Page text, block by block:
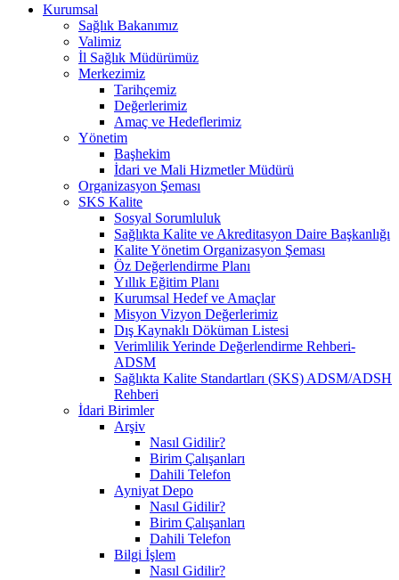
Kurumsal
Sağlık Bakanımız
Valimiz
İl Sağlık Müdürümüz
Merkezimiz
Tarihçemiz
Değerlerimiz
Amaç ve Hedeflerimiz
Yönetim
Başhekim
İdari ve Mali Hizmetler Müdürü
Organizasyon Şeması
SKS Kalite
Sosyal Sorumluluk
Sağlıkta Kalite ve Akreditasyon Daire Başkanlığı
Kalite Yönetim Organizasyon Şeması
Öz Değerlendirme Planı
Yıllık Eğitim Planı
Kurumsal Hedef ve Amaçlar
Misyon Vizyon Değerlerimiz
Dış Kaynaklı Döküman Listesi
Verimlilik Yerinde Değerlendirme Rehberi-
ADSM
Sağlıkta Kalite Standartları (SKS) ADSM/ADSH
Rehberi
İdari Birimler
Arşiv
Nasıl Gidilir?
Birim Çalışanları
Dahili Telefon
Ayniyat Depo
Nasıl Gidilir?
Birim Çalışanları
Dahili Telefon
Bilgi İşlem
Nasıl Gidilir?